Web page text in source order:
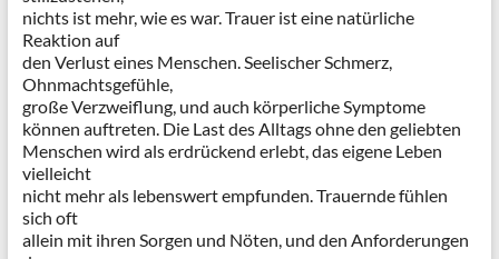
nichts ist mehr, wie es war. Trauer ist eine natürliche
Reaktion auf
den Verlust eines Menschen. Seelischer Schmerz,
Ohnmachtsgefühle,
große Verzweiflung, und auch körperliche Symptome
können auftreten. Die Last des Alltags ohne den geliebten
Menschen wird als erdrückend erlebt, das eigene Leben
vielleicht
nicht mehr als lebenswert empfunden. Trauernde fühlen
sich oft
allein mit ihren Sorgen und Nöten, und den Anforderungen